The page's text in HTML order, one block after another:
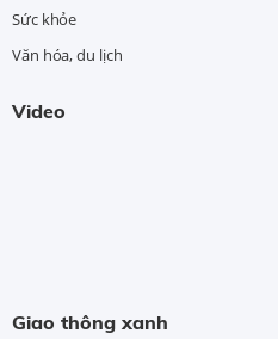
Sức khỏe
Văn hóa, du lịch
Video
Giao thông xanh